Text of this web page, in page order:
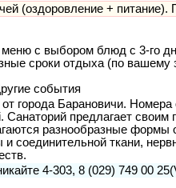
(оздоровление + питание).
меню с выбором блюд с 3-го
сроки отдыха (по вашему
события
города Барановичи.
предлагает своим
разнообразные формы
соединительной ткани,
4-303, 8 (029) 749 00